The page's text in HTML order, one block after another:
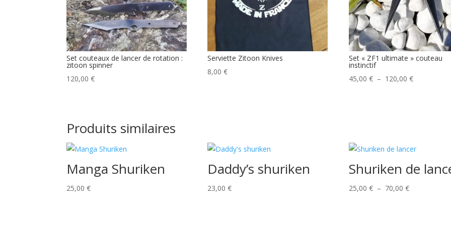
Set couteaux de lancer de rotation :
zitoon spinner
120,00 €
Serviette Zitoon Knives
8,00€
Set « ZF1 ultimate » couteau
instinctif
45,00 € – 120,00 €Plage
Produits similaires
Manga Shuriken
25,00 €
Daddy’s shuriken
23,00€
Shuriken de
25,00 € – 70,00 €Plage